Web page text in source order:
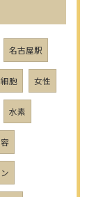
名古屋駅
胞 女性
水素